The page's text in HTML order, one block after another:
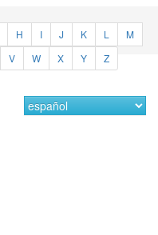
H I J K L
M
V W X Y Z